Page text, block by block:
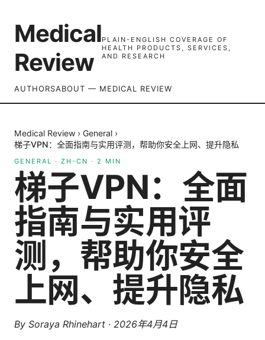
Medical
Review
PLAIN-ENGLISH COVERAGE OF
HEALTH PRODUCTS, SERVICES,
AND RESEARCH
AUTHORSABOUT — MEDICAL REVIEW
Medical Review › General ›
梯子VPN：全面指南与实用评测，帮助你安全上网、提升隐私
GENERAL · ZH-CN · 2 MIN
梯子VPN：全面
指南与实用评
测，帮助你安全
上网、提升隐私
By Soraya Rhinehart · 2026年4月4日